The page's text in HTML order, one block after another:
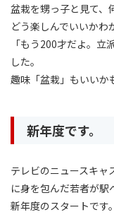
盆栽を甥っ子と見て、
どう楽しんでいいかわ
「もう200才だよ。
した。
趣味「盆栽」もいいか
新年度です。
テレビのニュースキャ
に身を包んだ若者が駅
新年度のスタートです。